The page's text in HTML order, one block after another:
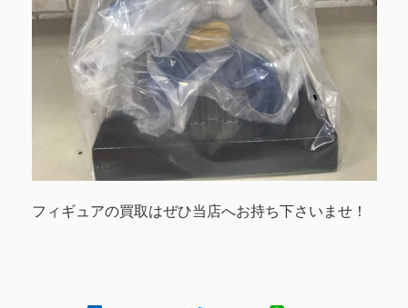
フィギュアの買取はぜひ当店へお持ち下さいませ！